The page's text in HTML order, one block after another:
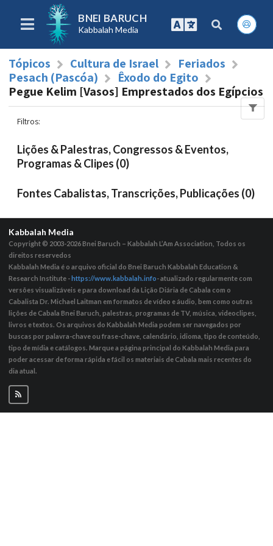
BNEI BARUCH
Kabbalah Media
Tópicos Cultura de Israel
Feriados
Pesach (Pascóa)
Êxodo do Egito
Pegue Kelim [Vasos] Emprestados dos Egípcios
Filtros:
Lições & Palestras, Congressos & Eventos,
Programas & Clipes (0)
Fontes Cabalistas, Transcrições, Publicações (0)
Kabbalah Media
Copyright © 2003-2026Bnei Baruch – Kabbalah L’Am Association, Todos os
direitos reservedos
Kabbalah Media é o arquivo oficial do Bnei Baruch Kabbalah Education &
Research Institute -https://www.kabbalah.info- atualizado regularmente com
versões visualizáveis ​​e para download da Lição Diária de Cabala com o
Cabalista Dr. Michael Laitman em formatos de vídeo e áudio, bem como outras
lições de Cabala Bnei Baruch, palestras, programas de TV, música, videoclipes,
livros e textos. Os arquivos do Kabbalah Media podem ser navegados por
buscas por palavra-chave ou frase-chave, calendário, idioma, tipo de conteúdo,
tipo de mídia e catálogos. Marque a página principal do Kabbalah Media para
poder acessar de forma rápida e fácil os materiais de Cabala mais recentes do
dia atual.